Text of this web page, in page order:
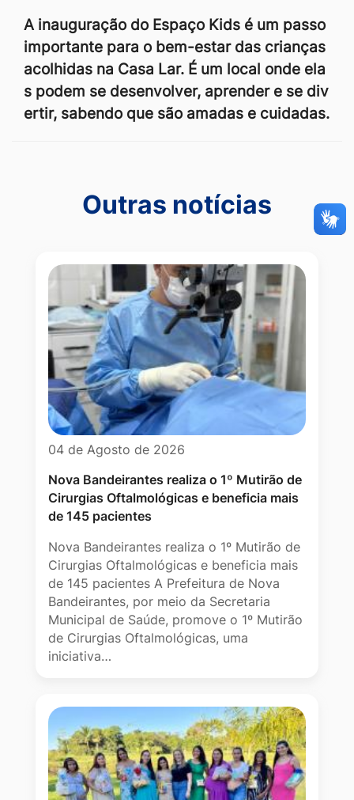
A inauguração do Espaço Kids é um passo
importante para o bem-estar das crianças
acolhidas na Casa Lar. É um local onde ela
s podem se desenvolver, aprender e se div
ertir, sabendo que são amadas e cuidadas.
Outras notícias
Outras notícias
04 de Agosto de 2026
Nova Bandeirantes realiza o 1º Mutirão de
Cirurgias Oftalmológicas e beneficia mais
de 145 pacientes
Nova Bandeirantes realiza o 1º Mutirão de
Cirurgias Oftalmológicas e beneficia mais
de 145 pacientes A Prefeitura de Nova
Bandeirantes, por meio da Secretaria
Municipal de Saúde, promove o 1º Mutirão
de Cirurgias Oftalmológicas, uma
iniciativa…